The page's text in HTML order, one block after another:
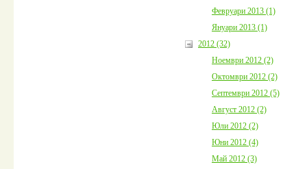
Февруари 2013 (1)
Януари 2013 (1)
2012 (32)
Ноември 2012 (2)
Октомври 2012 (2)
Септември 2012 (5)
Август 2012 (2)
Юли 2012 (2)
Юни 2012 (4)
Май 2012 (3)